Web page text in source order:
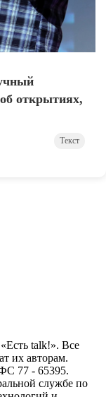
открытиях,
Текст
talk!». Все
их авторам.
77 - 65395.
службе по